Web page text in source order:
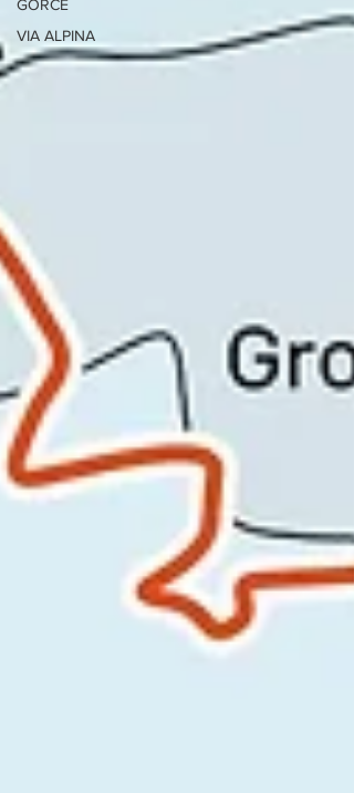
GORCE
VIA ALPINA